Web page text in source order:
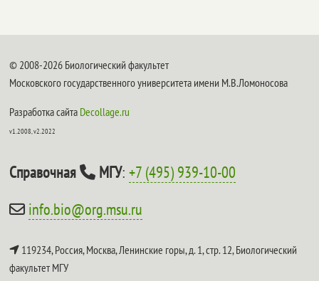
© 2008-2026 Биологический факультет
Московского государственного университета имени М.В.Ломоносова
Разработка сайта Decollage.ru
v1.2008, v2.2022
Справочная МГУ:+7 (495) 939-10-00
info.bio@org.msu.ru
119234, Россия, Москва, Ленинские горы, д. 1, стр. 12,Биологический
факультет МГУ